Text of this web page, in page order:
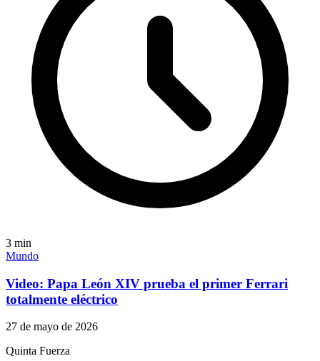
3 min
Mundo
Video: Papa León XIV prueba el primer Ferrari
totalmente eléctrico
27 de mayo de 2026
Quinta Fuerza